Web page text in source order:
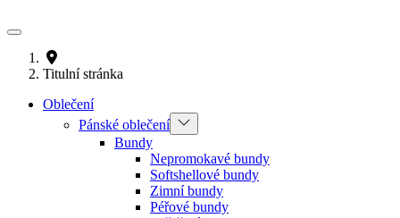
Titulní stránka
Oblečení
Pánské oblečení
Bundy
Nepromokavé bundy
Softshellové bundy
Zimní bundy
Péřové bundy